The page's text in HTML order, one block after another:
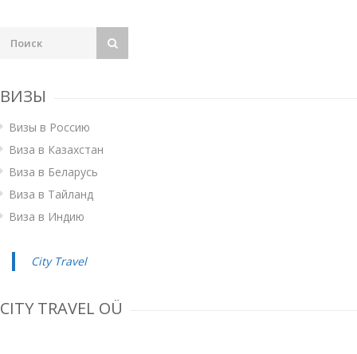
ВИЗЫ
Визы в Россию
Виза в Казахстан
Виза в Беларусь
Виза в Тайланд
Виза в Индию
City Travel
CITY TRAVEL OÜ